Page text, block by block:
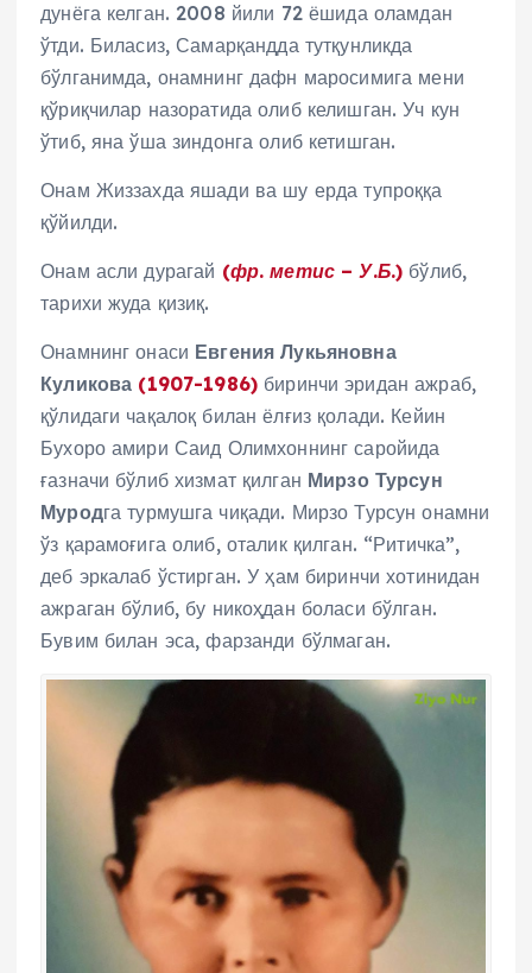
дунёга келган. 2008 йили 72 ёшида оламдан
ўтди. Биласиз, Самарқандда тутқунликда
бўлганимда, онамнинг дафн маросимига мени
қўриқчилар назоратида олиб келишган. Уч кун
ўтиб, яна ўша зиндонга олиб кетишган.
Онам Жиззахда яшади ва шу ерда тупроққа
қўйилди.
Онам асли дурагай (фр. метис – У.Б.) бўлиб,
тарихи жуда қизиқ.
Онамнинг онаси Евгения Лукьяновна
Куликова (1907-1986)биринчи эридан ажраб,
қўлидаги чақалоқ билан ёлғиз қолади. Кейин
Бухоро амири Саид Олимхоннинг саройида
ғазначи бўлиб хизмат қилган Мирзо Турсун
Муродга турмушга чиқади. Мирзо Турсун онамни
ўз қарамоғига олиб, оталик қилган. “Ритичка”,
деб эркалаб ўстирган. У ҳам биринчи хотинидан
ажраган бўлиб, бу никоҳдан боласи бўлган.
Бувим билан эса, фарзанди бўлмаган.